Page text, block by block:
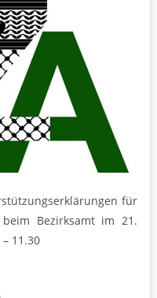
für
Bezirksamt im 21.
11.30